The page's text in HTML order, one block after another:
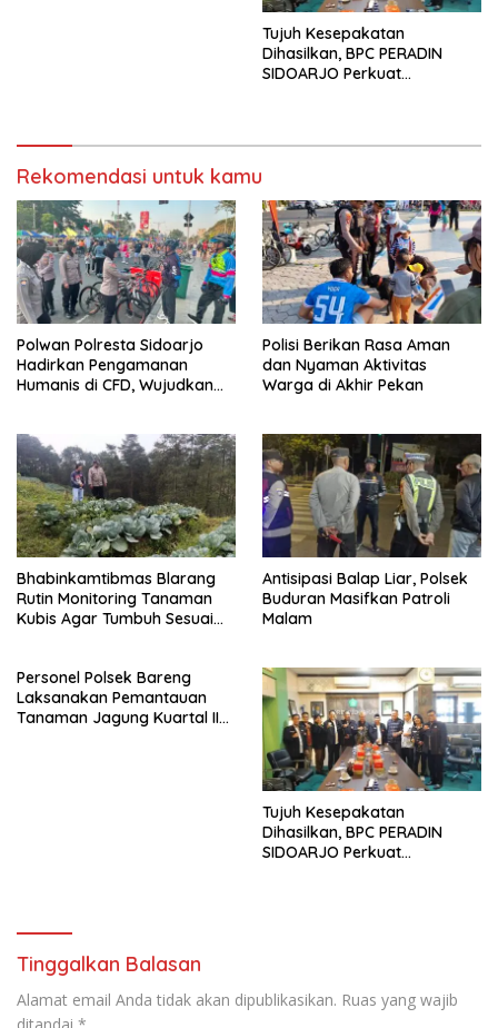
Tujuh Kesepakatan
Dihasilkan, BPC PERADIN
SIDOARJO Perkuat
Rekomendasi untuk kamu
Polwan Polresta Sidoarjo
Hadirkan Pengamanan
Humanis di CFD, Wujudkan
Polisi Berikan Rasa Aman
dan Nyaman Aktivitas
Warga di Akhir Pekan
Bhabinkamtibmas Blarang
Rutin Monitoring Tanaman
Kubis Agar Tumbuh Sesuai
Antisipasi Balap Liar, Polsek
Buduran Masifkan Patroli
Malam
Personel Polsek Bareng
Laksanakan Pemantauan
Tanaman Jagung Kuartal II
Tujuh Kesepakatan
Dihasilkan, BPC PERADIN
SIDOARJO Perkuat
Tinggalkan Balasan
Alamat email Anda tidak akan dipublikasikan. Ruas yang wajib
ditandai *